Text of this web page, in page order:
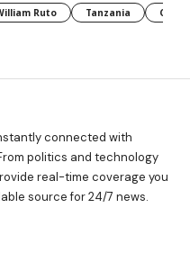
Ruto Tanzania CAF
connected with
politics and technology
real-time coverage you
source for 24/7 news.